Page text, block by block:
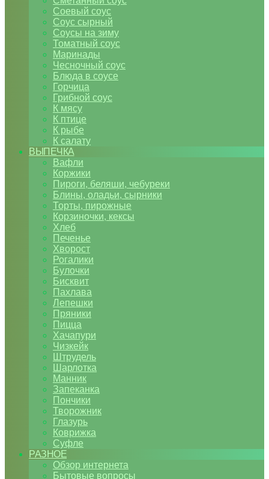
Соевый соус
Соус сырный
Соусы на зиму
Томатный соус
Маринады
Чесночный соус
Блюда в соусе
Горчица
Грибной соус
К мясу
К птице
К рыбе
К салату
ВЫПЕЧКА
Вафли
Коржики
Пироги, беляши, чебуреки
Блины, оладьи, сырники
Торты, пирожные
Корзиночки, кексы
Хлеб
Печенье
Хворост
Рогалики
Булочки
Бисквит
Пахлава
Лепешки
Пряники
Пицца
Хачапури
Чизкейк
Штрудель
Шарлотка
Манник
Запеканка
Пончики
Творожник
Глазурь
Коврижка
Суфле
РАЗНОЕ
Обзор интернета
Бытовые вопросы